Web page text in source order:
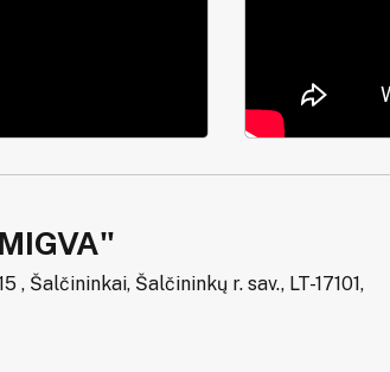
, Šalčininkai, Šalčininkų r. sav., LT-17101,